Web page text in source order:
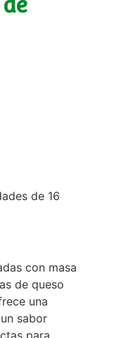
de 16
con masa
de queso
una
sabor
para